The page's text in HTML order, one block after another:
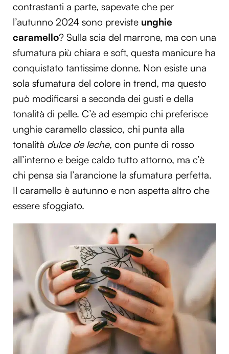
contrastanti a parte, sapevate che per
l’autunno 2024 sono previste unghie
caramello? Sulla scia del marrone, ma con una
sfumatura più chiara e soft, questa manicure ha
conquistato tantissime donne. Non esiste una
sola sfumatura del colore in trend, ma questo
può modificarsi a seconda dei gusti e della
tonalità di pelle. C’è ad esempio chi preferisce
unghie caramello classico, chi punta alla
tonalità dulce de leche, con punte di rosso
all’interno e beige caldo tutto attorno, ma c’è
chi pensa sia l’arancione la sfumatura perfetta.
Il caramello è autunno e non aspetta altro che
essere sfoggiato.